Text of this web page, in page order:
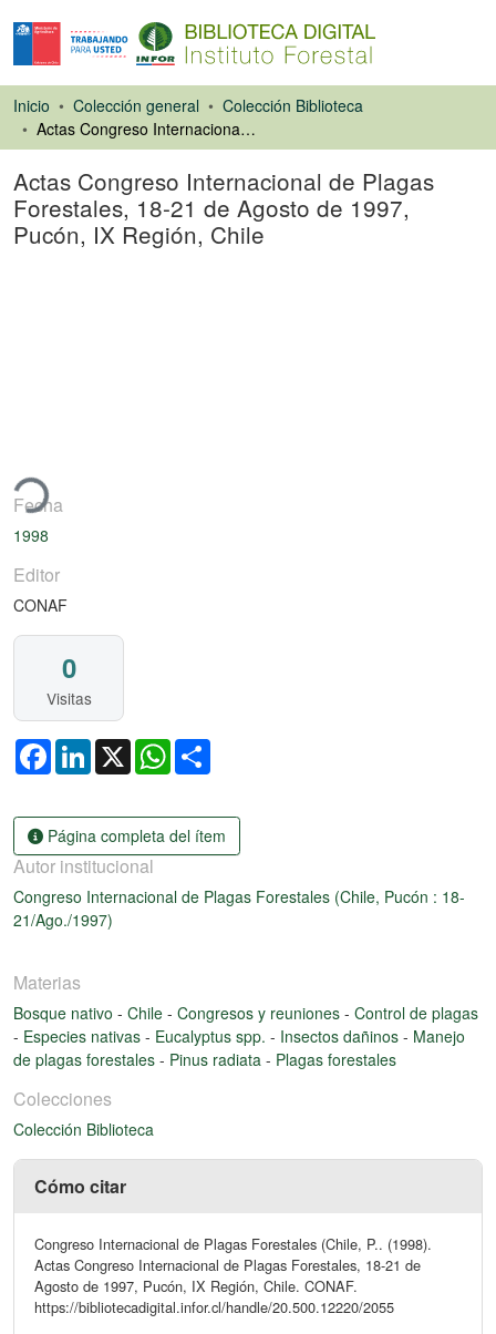
Inicio Colección general
Colección Biblioteca
Actas Congreso Internacional de Plagas Forestales, 18-21 de Agosto de 1997, Pucón, IX Región, Chile
Actas Congreso Internacional de Plagas
Forestales, 18-21 de Agosto de 1997,
Pucón, IX Región, Chile
Fecha
1998
Editor
CONAF
0
Visitas
FacebookLinkedIn
X WhatsApp
Página completa del ítem
Autor institucional
Congreso Internacional de Plagas Forestales (Chile, Pucón : 18-
21/Ago./1997)
Materias
Bosque nativo - Chile - Congresos y reuniones - Control de plagas
- Especies nativas - Eucalyptus spp. - Insectos dañinos - Manejo
de plagas forestales - Pinus radiata - Plagas forestales
Colecciones
Colección Biblioteca
Cómo citar
Congreso Internacional de Plagas Forestales (Chile, P.. (1998).
Actas Congreso Internacional de Plagas Forestales, 18-21 de
Agosto de 1997, Pucón, IX Región, Chile. CONAF.
https://bibliotecadigital.infor.cl/handle/20.500.12220/2055